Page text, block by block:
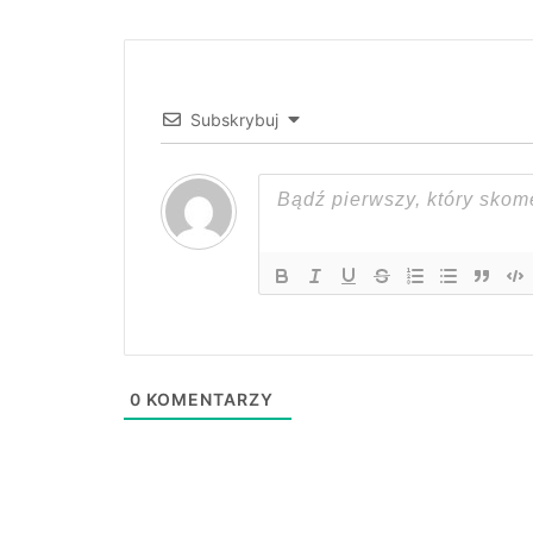
Subskrybuj
0 KOMENTARZY